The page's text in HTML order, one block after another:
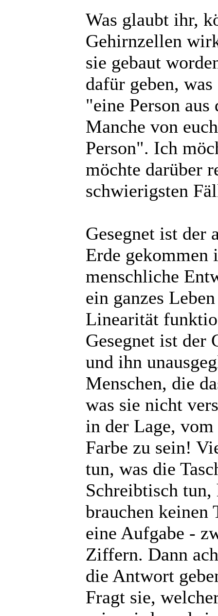
Was glaubt ihr,
Gehirnzellen
sie gebaut
dafür geben,
"eine Person
Manche von
Person". Ich
möchte darüber
schwierigsten
Gesegnet ist der
Erde
menschliche
ein ganzes
Linearität
Gesegnet ist der
und ihn
Menschen, die
was sie nicht
in der Lage,
Farbe zu sein!
tun, was die
Schreibtisch tun,
brauchen keinen
eine Aufgabe -
Ziffern. Dann
die Antwort
Fragt sie,